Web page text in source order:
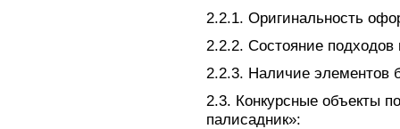
2.2.1. Оригинальность
2.2.2. Состояние
2.2.3. Наличие элементов
2.3. Конкурсные объекты
палисадник»: